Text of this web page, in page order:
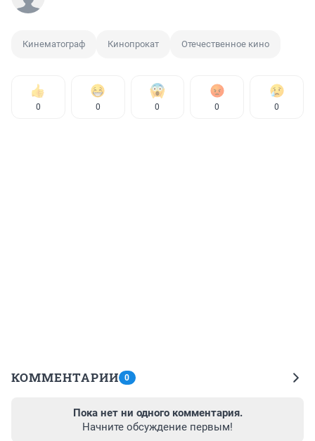
Кинематограф Кинопрокат Отечественное кино
0 0 0 0 0
КОММЕНТАРИИ 0
Пока нет ни одного комментария.
Начните обсуждение первым!